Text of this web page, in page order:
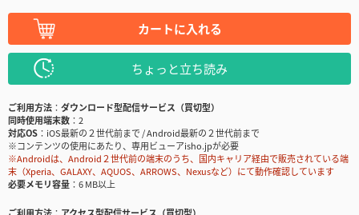
カートに入れる
ちょっと立ち読み
ご利用方法
ダウンロード型配信サービス（買切型）
同時使用端末数
2
対応OS
iOS最新の２世代前まで / Android最新の２世代前まで
※コンテンツの使用にあたり、専用ビューアisho.jpが必要
※Androidは、Android２世代前の端末のうち、国内キャリア経由で販売されている端
末（Xperia、GALAXY、AQUOS、ARROWS、Nexusなど）にて動作確認しています
必要メモリ容量
6 MB以上